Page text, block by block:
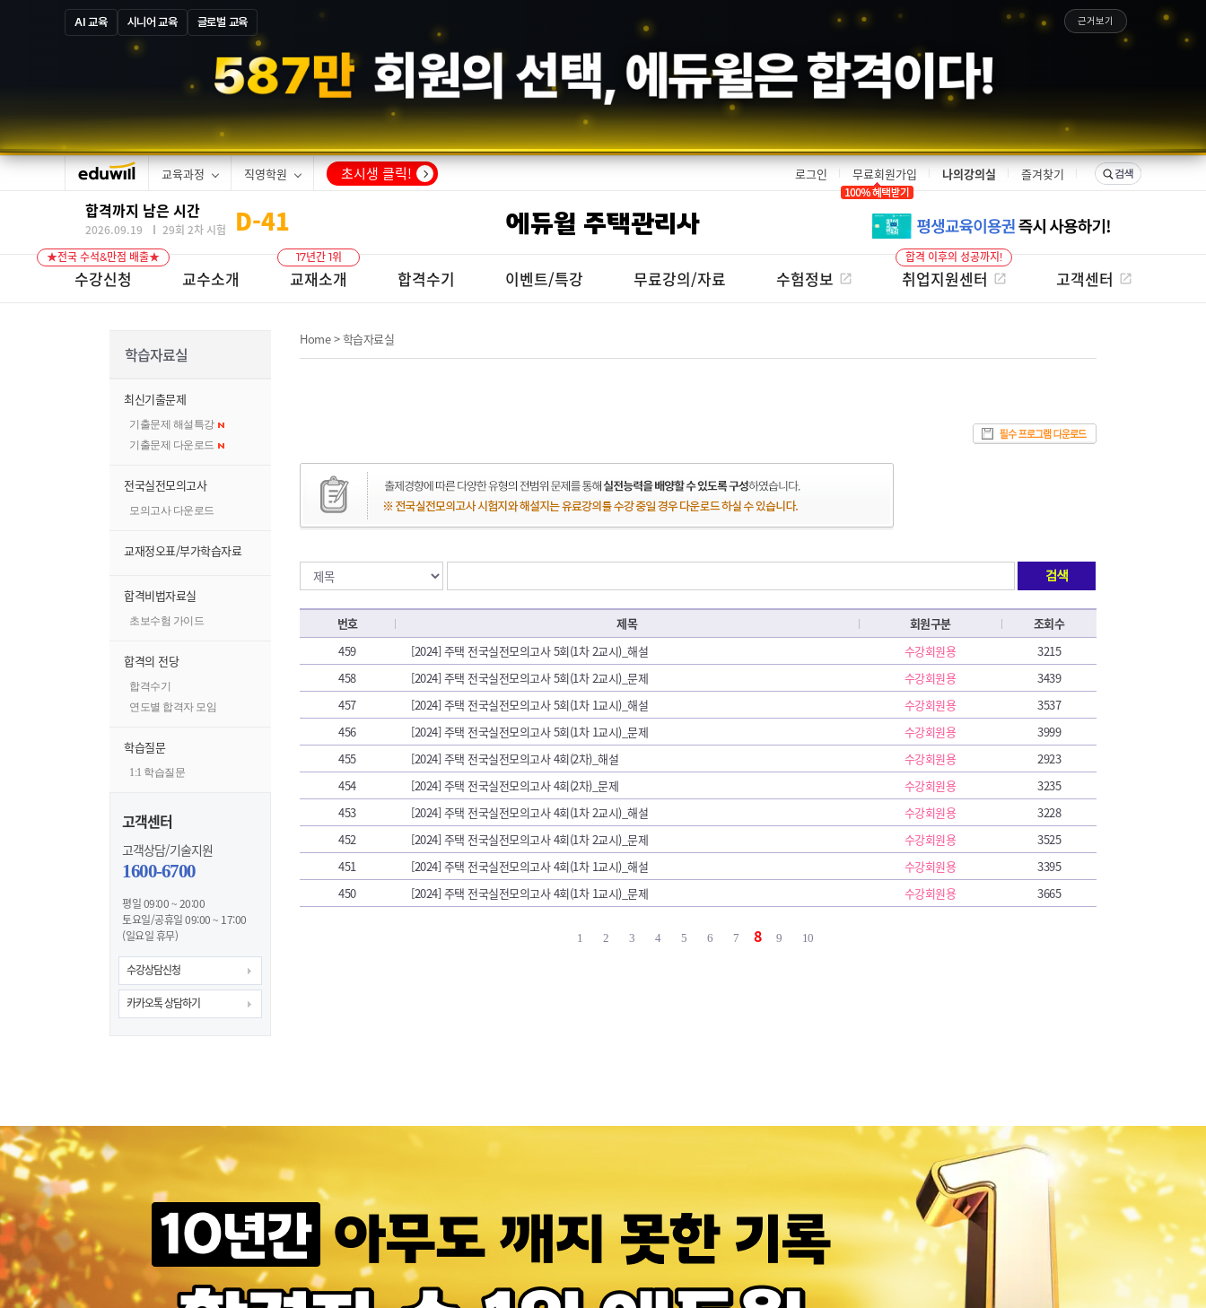
AI 교육 시니어 교육 글로벌 교육
587만 회원의 선택,에듀윌은 합격이다!
근거보기
교육과정 직영학원 초시생 클릭! 로그인 무료회원가입 나의강의실 즐겨찾기
에듀윌 주택관리사
수강신청
★전국 수석&만점 배출★
교수소개 교재소개
17년간 1위
합격수기 이벤트/특강 무료강의/자료 수험정보 취업지원센터
합격 이후의 성공까지!
고객센터
합격까지 남은 시간
2026.09.19 29회 2차 시험 D-41
학습자료실
최신기출문제
기출문제 해설특강
기출문제 다운로드
전국실전모의고사
모의고사 다운로드
교재정오표/부가학습자료
합격비법자료실
초보수험 가이드
합격의 전당
합격수기
연도별 합격자 모임
학습질문
1:1 학습질문
고객센터
고객상담/기술지원
1600-6700
평일 09:00 ~ 20:00
토요일/공휴일 09:00 ~ 17:00
(일요일 휴무)
수강상담신청
카카오톡 상담하기
Home>학습자료실
번호 제목 회원구분
조회수
459
[2024] 주택 전국실전모의고사 5회(1차 2교시)_해설 수강회원용
3215
458
[2024] 주택 전국실전모의고사 5회(1차 2교시)_문제 수강회원용
3439
457
[2024] 주택 전국실전모의고사 5회(1차 1교시)_해설 수강회원용
3537
456
[2024] 주택 전국실전모의고사 5회(1차 1교시)_문제 수강회원용
3999
455
[2024] 주택 전국실전모의고사 4회(2차)_해설 수강회원용
2923
454
[2024] 주택 전국실전모의고사 4회(2차)_문제 수강회원용
3235
453
[2024] 주택 전국실전모의고사 4회(1차 2교시)_해설 수강회원용
3228
452
[2024] 주택 전국실전모의고사 4회(1차 2교시)_문제 수강회원용
3525
451
[2024] 주택 전국실전모의고사 4회(1차 1교시)_해설 수강회원용
3395
450
[2024] 주택 전국실전모의고사 4회(1차 1교시)_문제 수강회원용 3665
1 2 3 4 5 6 7 8 9 10